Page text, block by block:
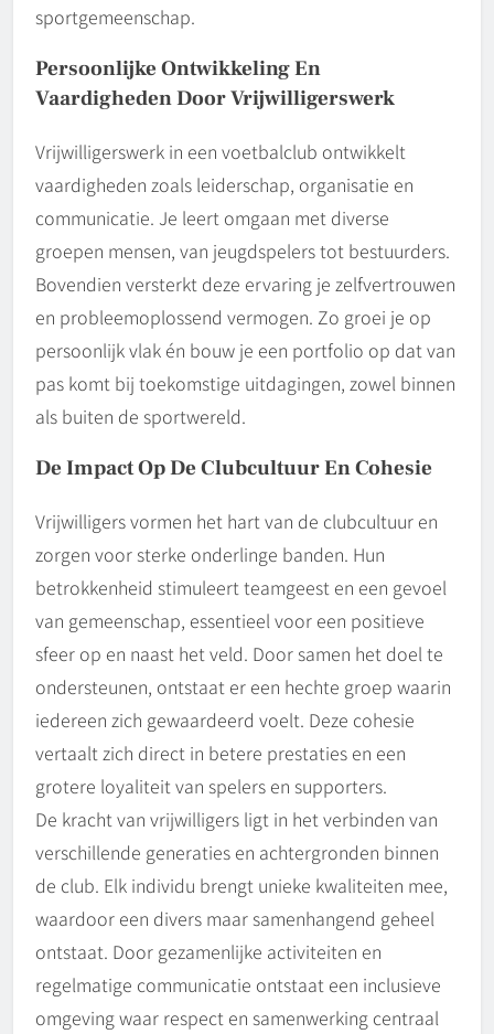
sportgemeenschap.
Persoonlijke Ontwikkeling En
Vaardigheden Door Vrijwilligerswerk
Vrijwilligerswerk in een voetbalclub ontwikkelt
vaardigheden zoals leiderschap, organisatie en
communicatie. Je leert omgaan met diverse
groepen mensen, van jeugdspelers tot bestuurders.
Bovendien versterkt deze ervaring je zelfvertrouwen
en probleemoplossend vermogen. Zo groei je op
persoonlijk vlak én bouw je een portfolio op dat van
pas komt bij toekomstige uitdagingen, zowel binnen
als buiten de sportwereld.
De Impact Op De Clubcultuur En Cohesie
Vrijwilligers vormen het hart van de clubcultuur en
zorgen voor sterke onderlinge banden. Hun
betrokkenheid stimuleert teamgeest en een gevoel
van gemeenschap, essentieel voor een positieve
sfeer op en naast het veld. Door samen het doel te
ondersteunen, ontstaat er een hechte groep waarin
iedereen zich gewaardeerd voelt. Deze cohesie
vertaalt zich direct in betere prestaties en een
grotere loyaliteit van spelers en supporters.
De kracht van vrijwilligers ligt in het verbinden van
verschillende generaties en achtergronden binnen
de club. Elk individu brengt unieke kwaliteiten mee,
waardoor een divers maar samenhangend geheel
ontstaat. Door gezamenlijke activiteiten en
regelmatige communicatie ontstaat een inclusieve
omgeving waar respect en samenwerking centraal